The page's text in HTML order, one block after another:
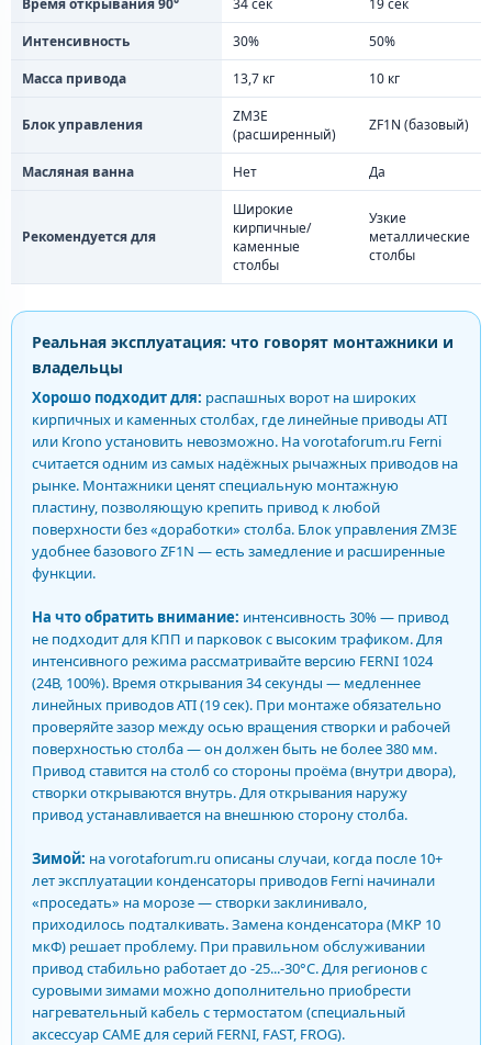
Интенсивность
30%
50%
Масса привода
13,7 кг 10 кг
Блок управления
ZM3E
(расширенный)
ZF1N (базовый)
Масляная ванна Нет Да
Рекомендуется для
Широкие
кирпичные/
каменные
столбы
Узкие
металлические
столбы
Реальная эксплуатация: что говорят монтажники и
владельцы
Хорошо подходит для: распашных ворот на широких
кирпичных и каменных столбах, где линейные приводы ATI
или Krono установить невозможно. На vorotaforum.ru Ferni
считается одним из самых надёжных рычажных приводов на
рынке. Монтажники ценят специальную монтажную
пластину, позволяющую крепить привод к любой
поверхности без «доработки» столба. Блок управления ZM3E
удобнее базового ZF1N — есть замедление и расширенные
функции.
На что обратить внимание: интенсивность 30% — привод
не подходит для КПП и парковок с высоким трафиком. Для
интенсивного режима рассматривайте версию FERNI 1024
(24В, 100%). Время открывания 34 секунды — медленнее
линейных приводов ATI (19 сек). При монтаже обязательно
проверяйте зазор между осью вращения створки и рабочей
поверхностью столба — он должен быть не более 380 мм.
Привод ставится на столб со стороны проёма (внутри двора),
створки открываются внутрь. Для открывания наружу
привод устанавливается на внешнюю сторону столба.
Зимой: на vorotaforum.ru описаны случаи, когда после 10+
лет эксплуатации конденсаторы приводов Ferni начинали
«проседать» на морозе — створки заклинивало,
приходилось подталкивать. Замена конденсатора (MKP 10
мкФ) решает проблему. При правильном обслуживании
привод стабильно работает до -25...-30°C. Для регионов с
суровыми зимами можно дополнительно приобрести
нагревательный кабель с термостатом (специальный
аксессуар CAME для серий FERNI, FAST, FROG).